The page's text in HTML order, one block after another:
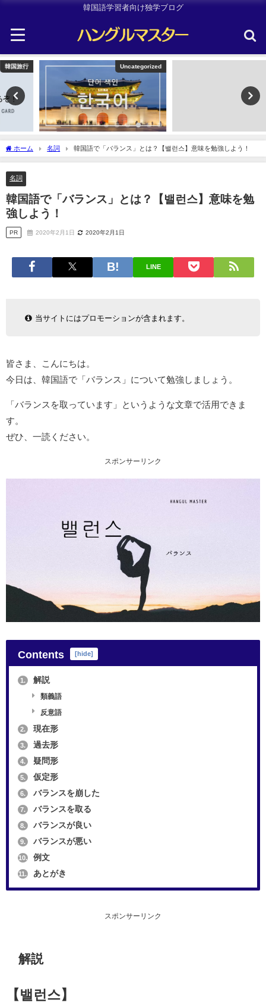
韓国語学習者向け独学ブログ
Uncategorized
ホーム 名詞 韓国語で「バランス」とは？【밸런스】意味を勉強しよう！
名詞
韓国語で「バランス」とは？【밸런스】意味を勉
強しよう！
PR 2020年2月1日 2020年2月1日
LINE
当サイトにはプロモーションが含まれます。
皆さま、こんにちは。
今日は、韓国語で「バランス」について勉強しましょう。
「バランスを取っています」というような文章で活用できま
す。
ぜひ、一読ください。
スポンサーリンク
Contents [hide]
1. 解説
類義語
反意語
2. 現在形
3. 過去形
4. 疑問形
5. 仮定形
6. バランスを崩した
7. バランスを取る
8. バランスが良い
9. バランスが悪い
10. 例文
11. あとがき
スポンサーリンク
解説
【밸런스】